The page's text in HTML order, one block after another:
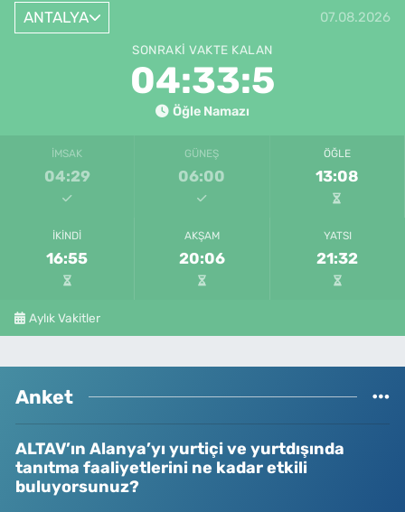
ANTALYA 07.08.2026
SONRAKI VAKTE KALAN
04:33:5
Öğle Namazı
İMSAK
04:29
GÜNEŞ
06:00
ÖĞLE
13:08
İKINDI
16:55
AKŞAM
20:06
YATSI
21:32
Aylık Vakitler
Anket
ALTAV’ın Alanya’yı yurtiçi ve yurtdışında
tanıtma faaliyetlerini ne kadar etkili
buluyorsunuz?